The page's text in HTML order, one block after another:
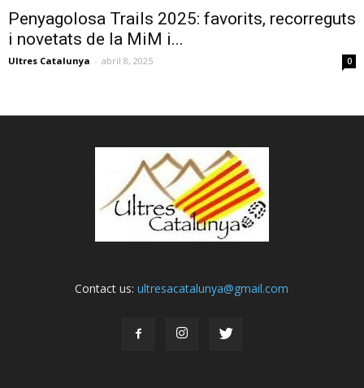
Penyagolosa Trails 2025: favorits, recorreguts
i novetats de la MiM i...
Ultres Catalunya - abril 8, 2025 0
Contact us:ultresacatalunya@gmail.com